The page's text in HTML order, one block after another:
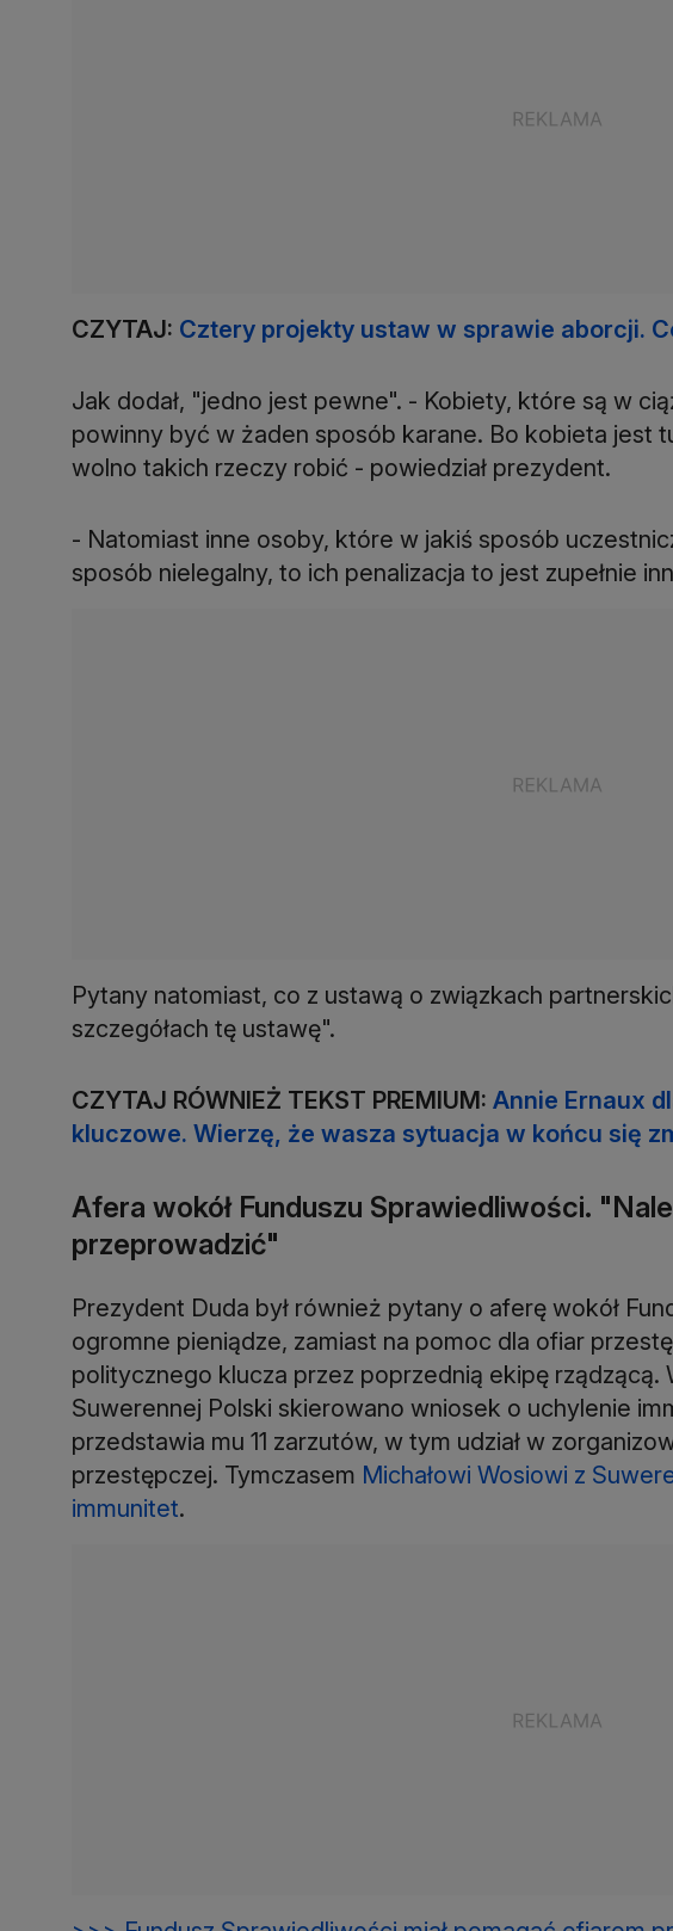
CZYTAJ: Cztery projekty ustaw w sprawie aborcji.
Jak dodał, "jedno jest pewne". - Kobiety, które są w
powinny być w żaden sposób karane. Bo kobieta jest
wolno takich rzeczy robić - powiedział prezydent.
- Natomiast inne osoby, które w jakiś sposób
sposób nielegalny, to ich penalizacja to jest zupełnie
Pytany natomiast, co z ustawą o związkach
szczegółach tę ustawę".
CZYTAJ RÓWNIEŻ TEKST PREMIUM: Annie Ernaux
kluczowe. Wierzę, że wasza sytuacja w końcu się
Afera wokół Funduszu Sprawiedliwości.
przeprowadzić"
Prezydent Duda był również pytany o aferę wokół
ogromne pieniądze, zamiast na pomoc dla ofiar
politycznego klucza przez poprzednią ekipę rządzącą.
Suwerennej Polski skierowano wniosek o uchylenie
przedstawia mu 11 zarzutów, w tym udział w
przestępczej. Tymczasem Michałowi Wosiowi z
immunitet.